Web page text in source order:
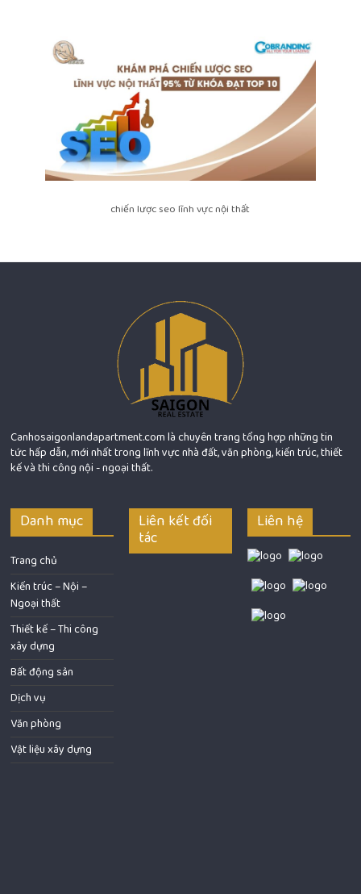
chiến lược seo lĩnh vực nội thất
Canhosaigonlandapartment.com là chuyên trang tổng hợp những tin
tức hấp dẫn, mới nhất trong lĩnh vực nhà đất, văn phòng, kiến trúc, thiết
kế và thi công nội - ngoại thất.
Danh mục
Trang chủ
Kiến trúc – Nội –
Ngoại thất
Thiết kế – Thi công
xây dựng
Bất động sản
Dịch vụ
Văn phòng
Vật liệu xây dựng
Liên kết đối
tác
Liên hệ